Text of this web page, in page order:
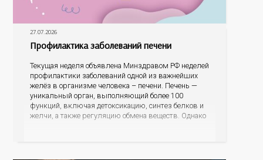
27.07.2026
Профилактика заболеваний печени
Текущая неделя объявлена Минздравом РФ неделей
профилактики заболеваний одной из важнейших
желёз в организме человека – печени. Печень —
уникальный орган, выполняющий более 100
функций, включая детоксикацию, синтез белков и
желчи, а также регуляцию обмена веществ. Однако